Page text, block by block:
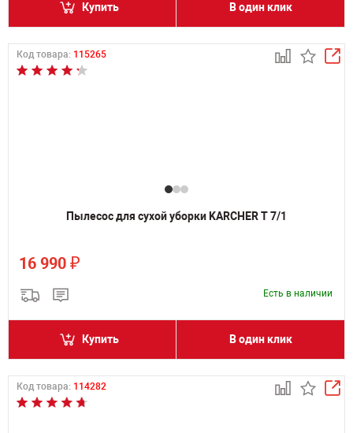
Купить В один клик
Код товара: 115265
Пылесос для сухой уборки KARCHER T 7/1
16 990 ₽
Есть в наличии
Купить В один клик
Код товара: 114282